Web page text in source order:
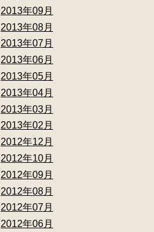
2013年09月
2013年08月
2013年07月
2013年06月
2013年05月
2013年04月
2013年03月
2013年02月
2012年12月
2012年10月
2012年09月
2012年08月
2012年07月
2012年06月